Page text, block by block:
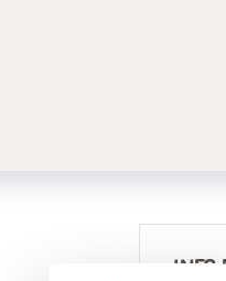
INFO